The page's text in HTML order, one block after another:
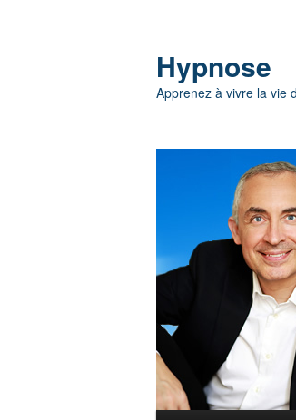
Hypnose
Apprenez à vivre la vie